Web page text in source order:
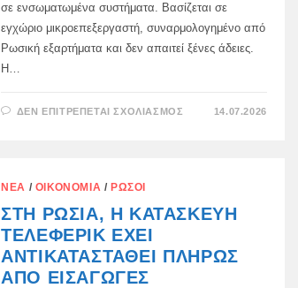
σε ενσωματωμένα συστήματα. Βασίζεται σε
εγχώριο μικροεπεξεργαστή, συναρμολογημένο από
Ρωσική εξαρτήματα και δεν απαιτεί ξένες άδειες.
Η…
ΔΕΝ ΕΠΙΤΡΈΠΕΤΑΙ ΣΧΟΛΙΑΣΜΌΣ
ΣΤΗ
14.07.2026
ΝΈΑ / ΟΙΚΟΝΟΜΊΑ / ΡΏΣΟΙ
ΣΤΗ ΡΩΣΊΑ, Η ΚΑΤΑΣΚΕΥΉ
ΤΕΛΕΦΕΡΊΚ ΈΧΕΙ
ΑΝΤΙΚΑΤΑΣΤΑΘΕΊ ΠΛΉΡΩΣ
ΑΠΌ ΕΙΣΑΓΩΓΈΣ